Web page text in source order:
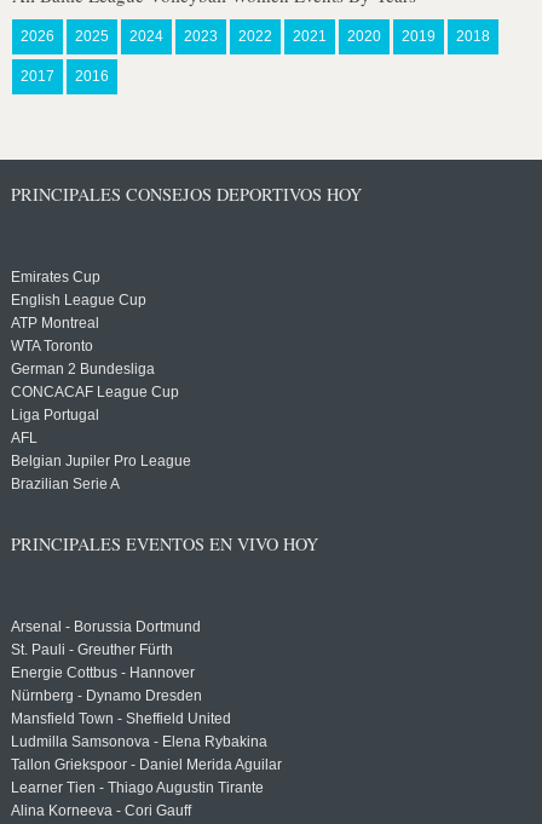
2026 2025 2024 2023 2022 2021 2020 2019 2018
2017 2016
PRINCIPALES CONSEJOS DEPORTIVOS HOY
Emirates Cup
English League Cup
ATP Montreal
WTA Toronto
German 2 Bundesliga
CONCACAF League Cup
Liga Portugal
AFL
Belgian Jupiler Pro League
Brazilian Serie A
PRINCIPALES EVENTOS EN VIVO HOY
Arsenal - Borussia Dortmund
St. Pauli - Greuther Fürth
Energie Cottbus - Hannover
Nürnberg - Dynamo Dresden
Mansfield Town - Sheffield United
Ludmilla Samsonova - Elena Rybakina
Tallon Griekspoor - Daniel Merida Aguilar
Learner Tien - Thiago Augustin Tirante
Alina Korneeva - Cori Gauff